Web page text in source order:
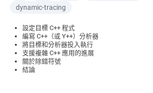
dynamic-tracing
設定目標 C++ 程式
編寫 C++（或 Y++）分析器
將目標和分析器投入執行
支援複雜 C++ 應用的進展
關於除錯符號
結論